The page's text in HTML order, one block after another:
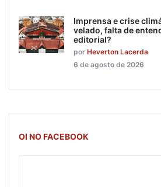
Imprensa e crise
velado, falta de
editorial?
por Heverton Lacerda
6 de agosto de 2026
OI NO FACEBOOK